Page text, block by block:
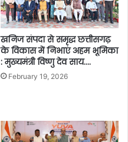
खनिज संपदा से समृद्ध छत्तीसगढ़
के विकास में निभाएं अहम भूमिका
: मुख्यमंत्री विष्णु देव साय….
February 19, 2026